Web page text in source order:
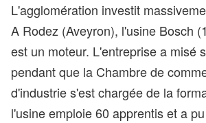
L'agglomération investit
A Rodez (Aveyron), l'usine Bosch
est un moteur. L'entreprise a misé
pendant que la Chambre de
d'industrie s'est chargée de la
l'usine emploie 60 apprentis et a